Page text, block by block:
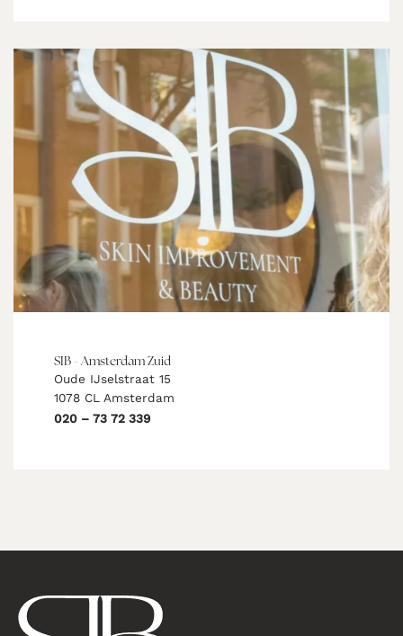
SIB - Amsterdam Zuid
Oude IJselstraat 15
1078 CL Amsterdam
020 – 73 72 339